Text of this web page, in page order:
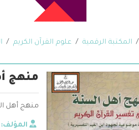
المكتبة الرقمية علوم القرآن الكريم
منهج
منهج أهل
المؤلف: